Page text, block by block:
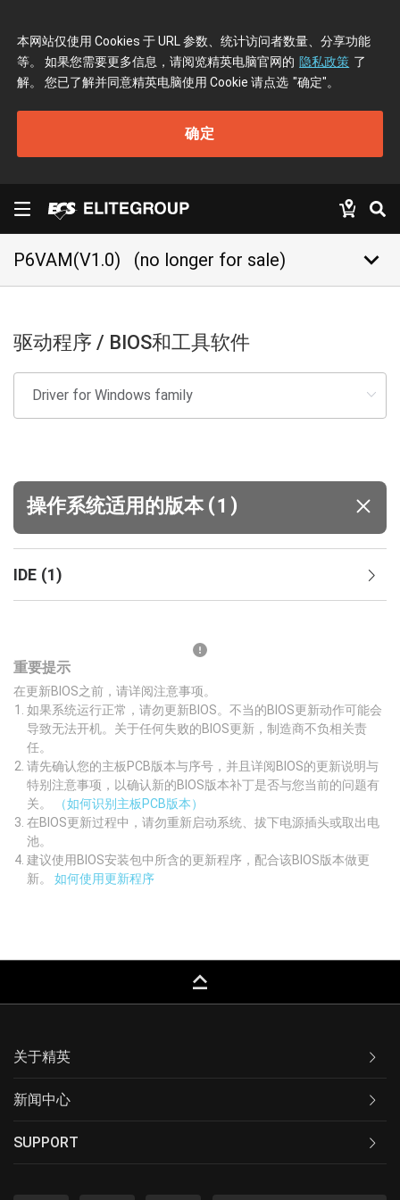
本网站仅使用 Cookies 于 URL 参数、统计访问者数量、分享功能
等。 如果您需要更多信息，请阅览精英电脑官网的 隐私政策 了
解。 您已了解并同意精英电脑使用 Cookie 请点选 "确定"。
确定
P6VAM(V1.0) (no longer for sale) keyboard_arrow_down
驱动程序 / BIOS和工具软件
操作系统适用的版本 (1 )
IDE (1)
重要提示
在更新BIOS之前，请详阅注意事项。
如果系统运行正常，请勿更新BIOS。不当的BIOS更新动作可能会
导致无法开机。关于任何失败的BIOS更新，制造商不负相关责
任。
请先确认您的主板PCB版本与序号，并且详阅BIOS的更新说明与
特别注意事项，以确认新的BIOS版本补丁是否与您当前的问题有
关。
（如何识别主板PCB版本）
在BIOS更新过程中，请勿重新启动系统、拔下电源插头或取出电
池。
建议使用BIOS安装包中所含的更新程序，配合该BIOS版本做更
新。 如何使用更新程序
keyboard_capslock
关于精英
新闻中心
SUPPORT